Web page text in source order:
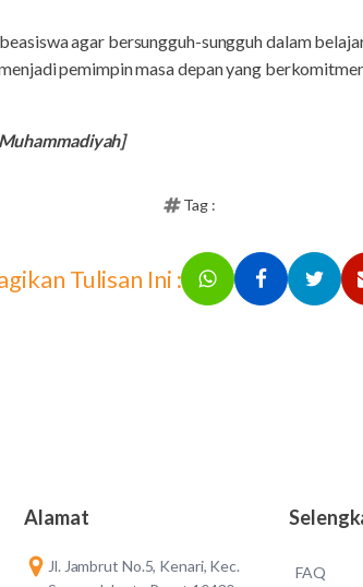
agar bersungguh-sungguh dalam
pemimpin masa depan yang
Tag :
Tulisan Ini :
Alamat
Jl. Jambrut No.5, Kenari, Kec.
FAQ